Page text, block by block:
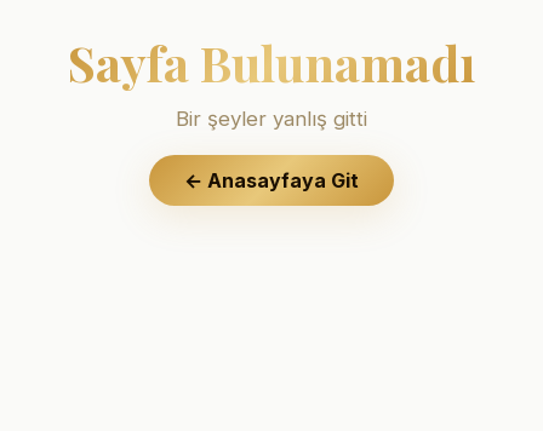
Sayfa Bulunamadı
Bir şeyler yanlış gitti
← Anasayfaya Git